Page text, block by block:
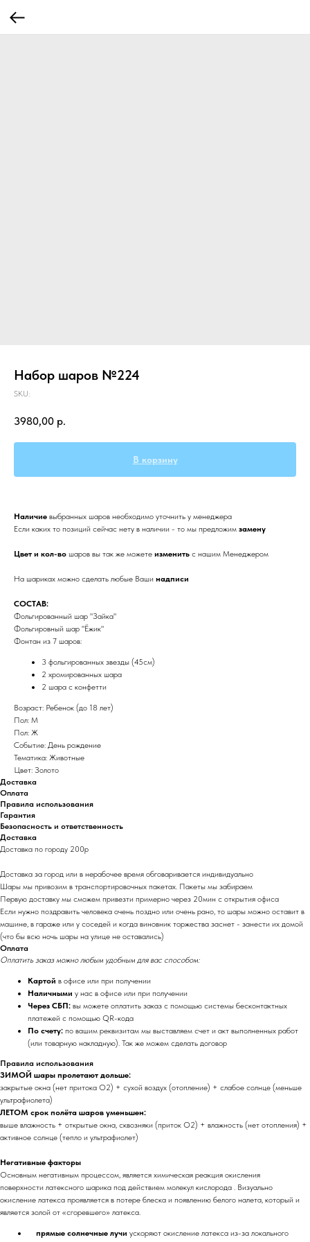
Набор шаров №224
SKU:
3980,00 р.
В корзину
Наличие выбранных шаров необходимо уточнить у менеджера
Если каких то позиций сейчас нету в наличии - то мы предложим замену
Цвет и кол-во шаров вы так же можете изменить с нашим Менеджером
На шариках можно сделать любые Ваши надписи
СОСТАВ:
Фольгированный шар "Зайка"
Фольгировный шар "Ёжик"
Фонтан из 7 шаров:
3 фольгированных звезды (45см)
2 хромированных шара
2 шара с конфетти
Возраст: Ребенок (до 18 лет)
Пол: М
Пол: Ж
Событие: День рождение
Тематика: Животные
Цвет: Золото
Доставка
Оплата
Правила использования
Гарантия
Безопасность и ответственность
Доставка
Доставка по городу 200р
Доставка за город или в нерабочее время обговаривается индивидуально
Шары мы привозим в транспортировочных пакетах. Пакеты мы забираем
Первую доставку мы сможем привезти примерно через 20мин с открытия офиса
Если нужно поздравить человека очень поздно или очень рано, то шары можно оставит в
машине, в гараже или у соседей и когда виновник торжества заснет - занести их домой
(что бы всю ночь шары на улице не оставались)
Оплата
Оплатить заказ можно любым удобным для вас способом:
Картой в офисе или при получении
Наличными у нас в офисе или при получении
Через СБП: вы можете оплатить заказ с помощью системы бесконтактных
платежей с помощью QR-кода
По счету: по вашим реквизитам мы выставляем счет и акт выполненных работ
(или товарную накладную). Так же можем сделать договор
Правила использования
ЗИМОЙ шары пролетают дольше:
закрытые окна (нет притока O2) + сухой воздух (отопление) + слабое солнце (меньше
ультрафиолета)
ЛЕТОМ срок полёта шаров уменьшен:
выше влажность + открытые окна, сквозняки (приток O2) + влажность (нет отопления) +
активное солнце (тепло и ультрафиолет)
Негативные факторы
Основным негативным процессом, является химическая реакция окисления
поверхности латексного шарика под действием молекул кислорода . Визуально
окисление латекса проявляется в потере блеска и появлению белого налета, который и
является золой от «сгоревшего» латекса.
прямые солнечные лучи ускоряют окисление латекса из-за локального